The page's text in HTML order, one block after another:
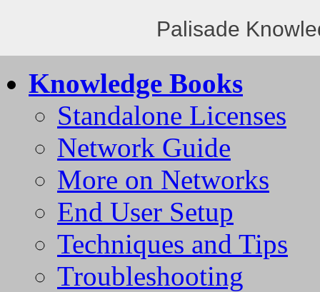
Palisade
Knowledge Books
Standalone Licenses
Network Guide
More on Networks
End User Setup
Techniques and Tips
Troubleshooting